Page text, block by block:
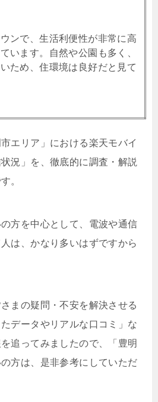
ンで、生活利便性が非常に高
います。自然や公園も多く、
ため、住環境は良好だと見て
エリア」における楽天モバイ
況」を、徹底的に調査・解説
。
方を中心として、電波や通信
は、かなり多いはずですから
まの疑問・不安を解決させる
データやリアルな口コミ」な
追ってみましたので、「豊明
方は、是非参考にしていただ